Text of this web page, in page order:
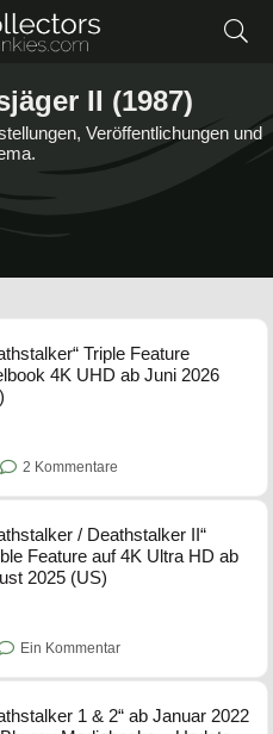
II (1987)
Veröffentlichungen und
Triple Feature
4K UHD ab Juni 2026
2 Kommentare
/ Deathstalker II“
Feature auf 4K Ultra HD ab
2025 (US)
Ein Kommentar
1 & 2“ ab Januar 2022